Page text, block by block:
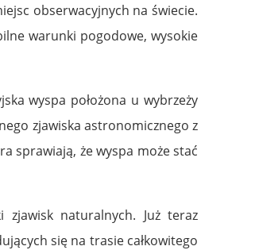
obserwacyjnych na świecie.
warunki pogodowe, wysokie
wyspa położona u wybrzeży
zjawiska astronomicznego z
sprawiają, że wyspa może stać
naturalnych. Już teraz
się na trasie całkowitego